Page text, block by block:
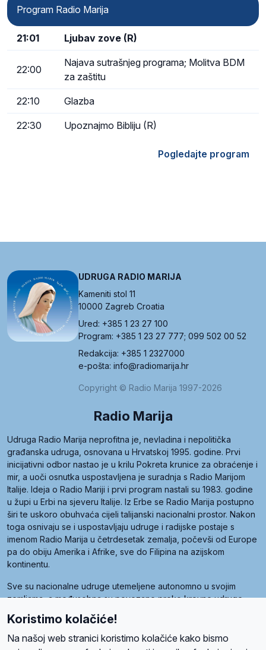
Program Radio Marija
21:01 Ljubav zove (R)
22:00
Najava sutrašnjeg programa; Molitva BDM
za zaštitu
22:10 Glazba
22:30 Upoznajmo Bibliju (R)
Pogledajte program
UDRUGA RADIO MARIJA
Kameniti stol 11
10000 Zagreb Croatia
Ured: +385 1 23 27 100
Program: +385 1 23 27 777; 099 502 00 52
Redakcija: +385 1 2327000
e-pošta: info@radiomarija.hr
Copyright © Radio Marija 1997-2026
Radio Marija
Udruga Radio Marija neprofitna je, nevladina i nepolitička
građanska udruga, osnovana u Hrvatskoj 1995. godine. Prvi
inicijativni odbor nastao je u krilu Pokreta krunice za obraćenje i
mir, a uoči osnutka uspostavljena je suradnja s Radio Marijom
Italije. Ideja o Radio Mariji i prvi program nastali su 1983. godine
u župi u Erbi na sjeveru Italije. Iz Erbe se Radio Marija postupno
širi te uskoro obuhvaća cijeli talijanski nacionalni prostor. Nakon
toga osnivaju se i uspostavljaju udruge i radijske postaje s
imenom Radio Marija u četrdesetak zemalja, počevši od Europe
pa do obiju Amerika i Afrike, sve do Filipina na azijskom
kontinentu.
Sve su nacionalne udruge utemeljene autonomno u svojim
zemljama, a međusobna su povezane preko krovne udruge
Radio Maria). Svjetsku obitelj utemeljilo je sedam članica, među
kojima je i hrvatska Udruga Radio Marija.
Koristimo kolačiće!
Na našoj web stranici koristimo kolačiće kako bismo